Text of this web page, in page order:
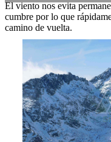
El viento nos evita
cumbre por lo que
camino de vuelta.